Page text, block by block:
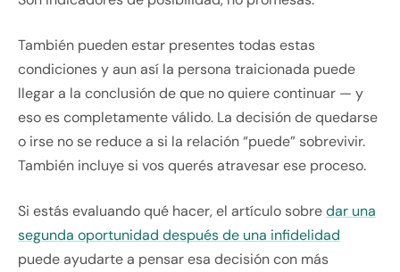
También pueden estar presentes todas estas
condiciones y aun así la persona traicionada puede
llegar a la conclusión de que no quiere continuar — y
eso es completamente válido. La decisión de quedarse
o irse no se reduce a si la relación “puede” sobrevivir.
También incluye si vos querés atravesar ese proceso.
Si estás evaluando qué hacer, el artículo sobredar una
segunda oportunidad después de una infidelidad
puede ayudarte a pensar esa decisión con más